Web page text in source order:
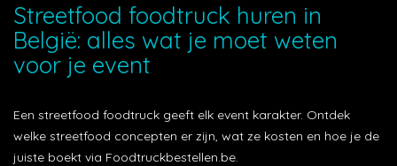
Streetfood foodtruck huren in
België: alles wat je moet weten
voor je event
Een streetfood foodtruck geeft elk event karakter. Ontdek
welke streetfood concepten er zijn, wat ze kosten en hoe je de
juiste boekt via Foodtruckbestellen.be.